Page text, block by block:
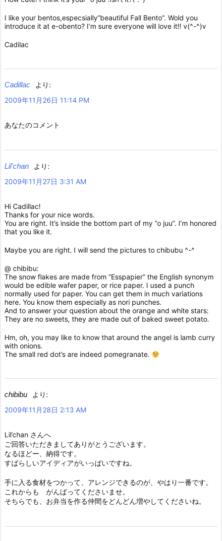
I like your bentos,especsially”beautiful Fall Bento”. Wold you
introduce it at e-obento? I’m sure everyone will love it!! v(^-^)v
Cadilac
Cadillac
より:
2009年11月26日 11:14 PM
あなたのコメント
Lil'chan
より:
2009年11月27日 3:31 AM
Hi Cadillac!
Thanks for your nice words.
You are right. It’s inside the bottom part of my “o juu”. I’m honored
that you like it.
Maybe you are right. I will send the pictures to chibubu ^-^
@ chibibu:
The snow flakes are made from “Esspapier” the English synonym
would be edible wafer paper, or rice paper. I used a punch
normally used for paper. You can get them in much variations
here. You know them especially as nori punches.
And to answer your question about the orange and white stars:
They are no sweets, they are made out of baked sweet potato.
Hm, oh, you may like to know that around the angel is lamb curry
with onions.
The small red dot’s are indeed pomegranate.
chibibu
より:
2009年11月28日 2:13 AM
Lil’chan さんへ
ご回答いただきましてありがとうございます。
なるほどー、納得です。
すばらしいアイディアがいっぱいですね。
手に入る食材をつかって、アレンジできるのが、やはり一番です。
これからも がんばってくださいませ。
そちらでも、お弁当を作る仲間をどんどん増やしてくださいね。